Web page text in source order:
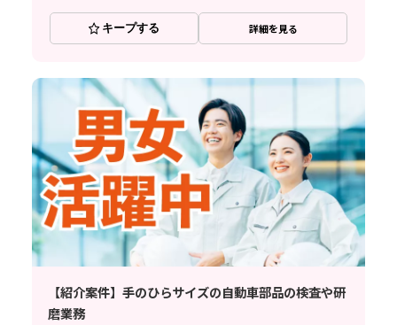
キープする 詳細を見る
【紹介案件】手のひらサイズの自動車部品の検査や研
磨業務